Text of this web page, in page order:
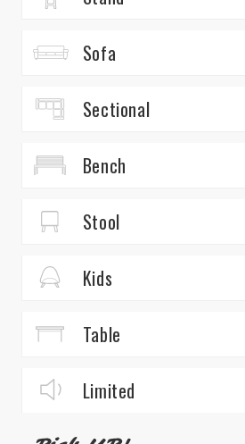
Sofa
Sectional
Bench
Stool
Kids
Table
Limited